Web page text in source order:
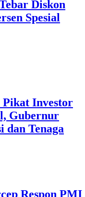
Diskon
Spesial
Pikat Investor
Gubernur
Tenaga
Respon PMI